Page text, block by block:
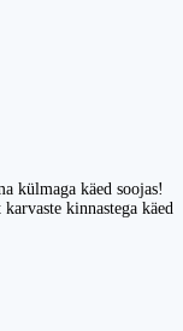
külmaga käed soojas!
kinnastega käed